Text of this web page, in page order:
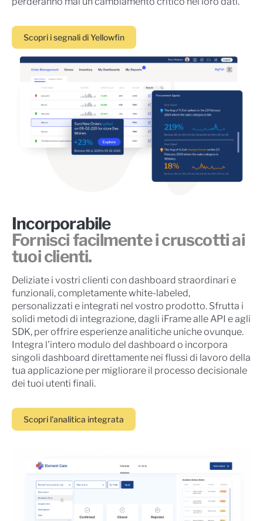
Scopri i segnali di Yellowfin
Incorporabile
Fornisci facilmente i cruscotti ai
tuoi clienti.
Deliziate i vostri clienti con dashboard straordinari e
funzionali, completamente white-labeled,
personalizzati e integrati nel vostro prodotto. Sfrutta i
solidi metodi di integrazione, dagli iFrame alle API e agli
SDK, per offrire esperienze analitiche uniche ovunque.
Integra l'intero modulo del dashboard o incorpora
singoli dashboard direttamente nei flussi di lavoro della
tua applicazione per migliorare il processo decisionale
dei tuoi utenti finali.
Scopri l'analitica integrata